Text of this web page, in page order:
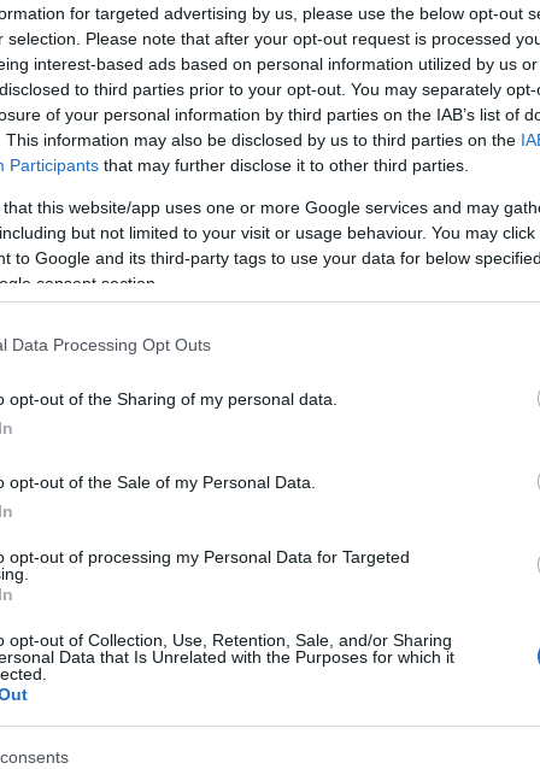
for targeted advertising by us, please use the below opt-out
selection. Please note that after your opt-out request is processed
interest-based ads based on personal information utilized by us
to third parties prior to your opt-out. You may separately
of your personal information by third parties on the IAB’s list of
This information may also be disclosed by us to third parties on the
Participants that may further disclose it to other third parties.
that this website/app uses one or more Google services and may
but not limited to your visit or usage behaviour. You may
to Google and its third-party tags to use your data for below
consent section.
Data Processing Opt Outs
opt-out of the Sharing of my personal data.
opt-out of the Sale of my Personal Data.
opt-out of processing my Personal Data for Targeted
opt-out of Collection, Use, Retention, Sale, and/or Sharing
Data that Is Unrelated with the Purposes for which it
CONFERENCE LEAGUE 06/08/2026 - 17:37
Κατάληψη στη Σόφια από τους οπαδούς
του Παναθηναϊκού, έφυγαν ήδη 1.000
εισιτήρια
AUDIO
STOIXIMAN SUPER LEAGUE 06/08/2026 - 14:30
ανταγωνισμός!